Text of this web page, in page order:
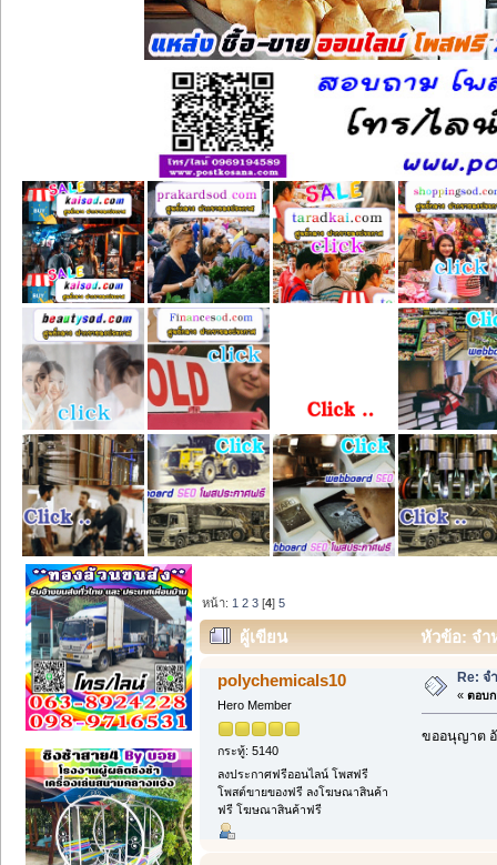
หน้า: 1 2 3 [4]5
ผู้เขียน หัวข้อ: จำ
polychemicals10
Hero Member
กระทู้: 5140
ลงประกาศฟรีออนไลน์ โพสฟรี
โพสต์ขายของฟรี ลงโฆษณาสินค้า
ฟรี โฆษณาสินค้าฟรี
Re: จ
« ตอบก
ขออนุญาต